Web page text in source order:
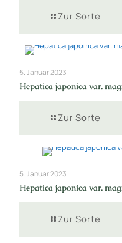
Zur Sorte
5. Januar 2023
Hepatica japonica var.
Zur Sorte
5. Januar 2023
Hepatica japonica var.
Zur Sorte